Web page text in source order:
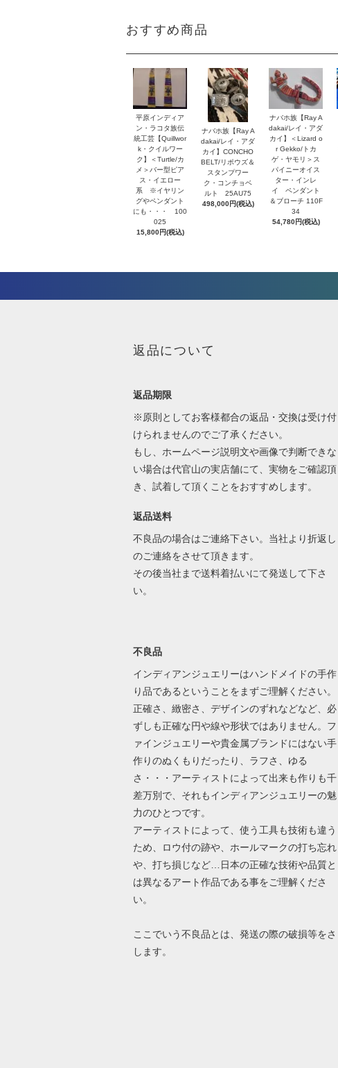
おすすめ商品
平原インディア
ン・ラコタ族伝
統工芸【Quillwor
k・クイルワー
ク】＜Turtle/カ
メ＞バー型ピア
ス・イエロー
系 ※イヤリン
グやペンダント
にも・・・ 100
025
15,800円(税込)
ナバホ族【Ray A
dakai/レイ・アダ
カイ】CONCHO
BELT/リポウズ＆
スタンプワー
ク・コンチョベ
ルト 25AU75
498,000円(税込)
ナバホ族【Ray A
dakai/レイ・アダ
カイ】＜Lizard o
r Gekko/トカ
ゲ・ヤモリ＞ス
パイニーオイス
ター・インレ
イ ペンダント
＆ブローチ 110F
34
54,780円(税込)
返品について
返品期限
※原則としてお客様都合の返品・交換は受け付
けられませんのでご了承ください。
もし、ホームページ説明文や画像で判断できな
い場合は代官山の実店舗にて、実物をご確認頂
き、試着して頂くことをおすすめします。
返品送料
不良品の場合はご連絡下さい。当社より折返し
のご連絡をさせて頂きます。
その後当社まで送料着払いにて発送して下さ
い。
不良品
インディアンジュエリーはハンドメイドの手作
り品であるということをまずご理解ください。
正確さ、緻密さ、デザインのずれなどなど、必
ずしも正確な円や線や形状ではありません。フ
ァインジュエリーや貴金属ブランドにはない手
作りのぬくもりだったり、ラフさ、ゆる
さ・・・アーティストによって出来も作りも千
差万別で、それもインディアンジュエリーの魅
力のひとつです。
アーティストによって、使う工具も技術も違う
ため、ロウ付の跡や、ホールマークの打ち忘れ
や、打ち損じなど…日本の正確な技術や品質と
は異なるアート作品である事をご理解くださ
い。
ここでいう不良品とは、発送の際の破損等をさ
します。